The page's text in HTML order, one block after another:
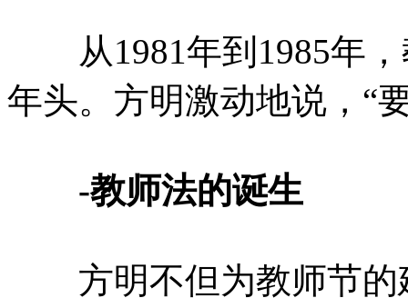
从1981年到1985年，
年头。方明激动地说，“
-教师法的诞生
方明不但为教师节的